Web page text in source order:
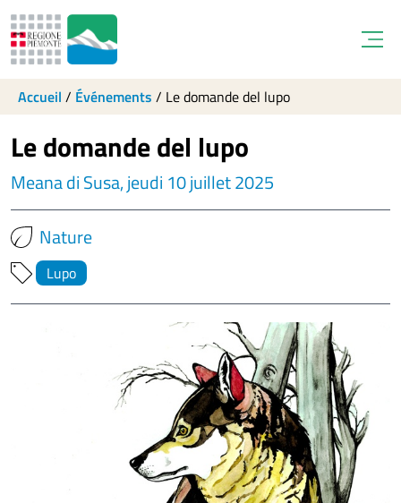
Accueil / Événements / Le domande del lupo
Le domande del lupo
Meana di Susa, jeudi 10 juillet 2025
Nature
Lupo